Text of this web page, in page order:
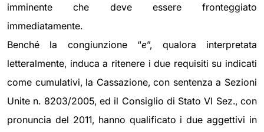
imminente che deve essere fronteggiato
immediatamente.
Benché la congiunzione “e”, qualora interpretata
letteralmente, induca a ritenere i due requisiti su indicati
come cumulativi, la Cassazione, con sentenza a Sezioni
Unite n. 8203/2005, ed il Consiglio di Stato VI Sez., con
pronuncia del 2011, hanno qualificato i due aggettivi in